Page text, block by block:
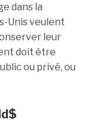
dans la
Unis veulent
leur
doit être
ou privé, ou